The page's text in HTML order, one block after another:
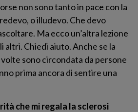
non sono tanto in pace con la
o illudevo. Che devo
Ma ecco un’altra lezione
altri. Chiedi aiuto. Anche se la
sono circondata da persone
prima ancora di sentire una
che mi regala la sclerosi